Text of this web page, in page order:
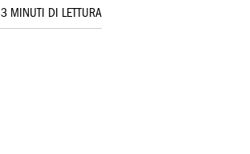
3 MINUTI DI LETTURA